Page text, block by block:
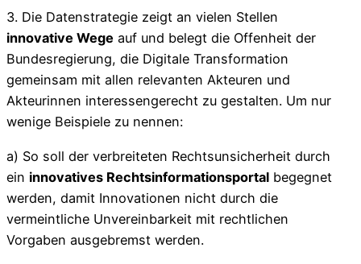
3. Die Datenstrategie zeigt an vielen Stellen
innovative Wege auf und belegt die Offenheit der
Bundesregierung, die Digitale Transformation
gemeinsam mit allen relevanten Akteuren und
Akteurinnen interessengerecht zu gestalten. Um nur
wenige Beispiele zu nennen:
a) So soll der verbreiteten Rechtsunsicherheit durch
ein innovatives Rechtsinformationsportal begegnet
werden, damit Innovationen nicht durch die
vermeintliche Unvereinbarkeit mit rechtlichen
Vorgaben ausgebremst werden.